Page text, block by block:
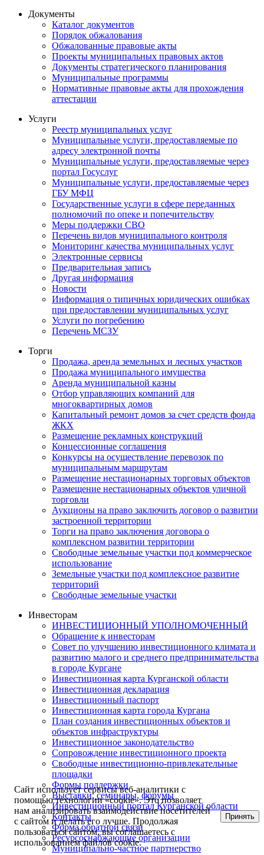
Документы
Каталог документов
Порядок обжалования
Обжалованные правовые акты
Проекты муниципальных правовых актов
Документы стратегического планирования
Муниципальные программы
Нормативные правовые акты для прохождения
аттестации
Услуги
Реестр муниципальных услуг
Муниципальные услуги, предоставляемые по
адресу электронной почты
Муниципальные услуги, предоставляемые через
портал Госуслуг
Муниципальные услуги, предоставляемые через
ГБУ МФЦ
Государственные услуги в сфере переданных
полномочий по опеке и попечительству
Меры поддержки СВО
Перечень видов муниципального контроля
Мониторинг качества муниципальных услуг
Электронные сервисы
Предварительная запись
Другая информация
Новости
Информация о типичных юридических ошибках
при предоставлении муниципальных услуг
Услуги по погребению
Перечень МСЗУ
Торги
Продажа, аренда земельных и лесных участков
Продажа муниципального имущества
Аренда муниципальной казны
Отбор управляющих компаний для
многоквартирных домов
Капитальный ремонт домов за счет средств фонда
ЖКХ
Размещение рекламных конструкций
Концессионные соглашения
Конкурсы на осуществление перевозок по
муниципальным маршрутам
Размещение нестационарных торговых объектов
Размещение нестационарных объектов уличной
торговли
Аукционы на право заключить договор о развитии
застроенной территории
Торги на право заключения договора о
комплексном развитии территории
Свободные земельные участки под коммерческое
использование
Земельные участки под комплексное развитие
территорий
Свободные земельные участки
Инвесторам
ИНВЕСТИЦИОННЫЙ УПОЛНОМОЧЕННЫЙ
Обращение к инвесторам
Совет по улучшению инвестиционного климата и
развитию малого и среднего предпринимательства
в городе Кургане
Инвестиционная карта Курганской области
Инвестиционная декларация
Инвестиционный паспорт
Инвестиционная карта города Кургана
План создания инвестиционных объектов и
объектов инфраструктуры
Инвестиционное законодательство
Сопровождение инвестиционного проекта
Свободные инвестиционно-привлекательные
площадки
Формы поддержки
Выставки, семинары, форумы
Инвестиционный портал Курганской области
Контакты
Форма обратной связи
Ресурсоснабжающие организации
Муниципально-частное партнерство
Сайт использует сервисы веб-аналитики с
помощью технологии «cookie». Это позволяет
нам анализировать взаимодействие посетителей
с сайтом и делать его лучше. Продолжая
пользоваться сайтом, вы соглашаетесь с
использованием файлов cookie.
Принять